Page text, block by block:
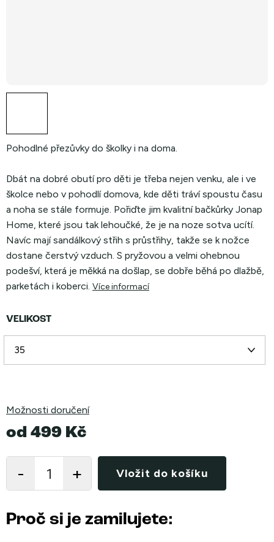
Pohodlné přezůvky do školky i na doma.
Dbát na dobré obutí pro děti je třeba nejen venku, ale i ve
školce nebo v pohodlí domova, kde děti tráví spoustu času
a noha se stále formuje. Pořiďte jim kvalitní bačkůrky Jonap
Home, které jsou tak lehoučké, že je na noze sotva ucítí.
Navíc mají sandálkový střih s průstřihy, takže se k nožce
dostane čerstvý vzduch. S pryžovou a velmi ohebnou
podešví, která je měkká na došlap, se dobře běhá po dlažbě,
parketách i koberci. Více informací
VELIKOST
Možnosti doručení
od 499 Kč
cena:
Vložit do košíku
Proč si je zamilujete: